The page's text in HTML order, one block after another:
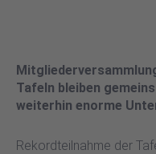
Tafeln bleiben
weiterhin enorme
Rekordteilnahme der